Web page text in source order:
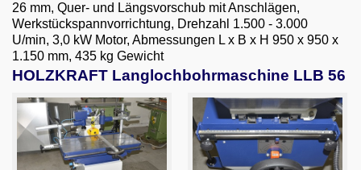
Email
English
26 mm, Quer- und Längsvorschub mit Anschlägen,
Werkstückspannvorrichtung, Drehzahl 1.500 - 3.000
U/min, 3,0 kW Motor, Abmessungen L x B x H 950 x 950 x
1.150 mm, 435 kg Gewicht
HOLZKRAFT Langlochbohrmaschine LLB 56